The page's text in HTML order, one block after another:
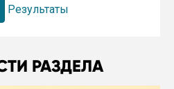
Результаты
РАЗДЕЛА